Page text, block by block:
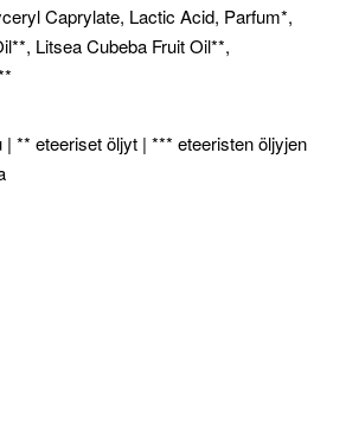
Caprylate, Lactic Acid, Parfum*,
Litsea Cubeba Fruit Oil**,
| ** eteeriset öljyt | *** eteeristen öljyjen